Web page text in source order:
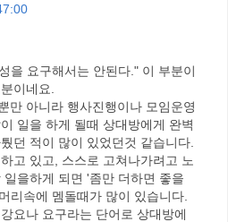
을 요구해서는 안된다." 이 부분이
이네요.
만 아니라 행사진행이나 모임운영
일을 하게 될때 상대방에게 완벽
던 적이 많이 있었던것 같습니다.
고 있고, 스스로 고쳐나가려고 노
을하게 되면 '좀만 더하면 좋을
리속에 멤돌때가 많이 있습니다.
요나 요구라는 단어로 상대방에